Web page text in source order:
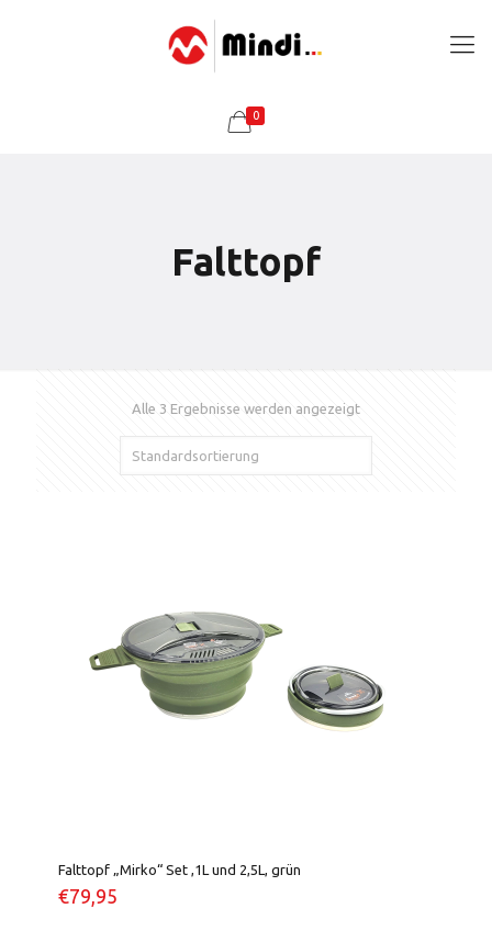
0
Falttopf
Alle 3 Ergebnisse werden angezeigt
Falttopf „Mirko“ Set ,1L und 2,5L, grün
€79,95